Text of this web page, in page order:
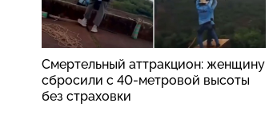
Смертельный аттракцион: женщину
сбросили с 40-метровой высоты
без страховки